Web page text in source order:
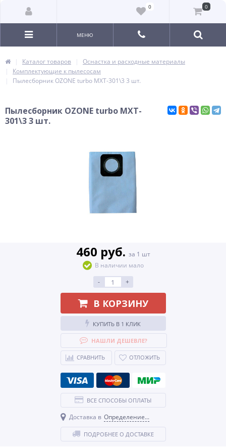
0 0
МЕНЮ
Каталог товаров
Оснастка и расходные материалы
Комплектующие к пылесосам
Пылесборник OZONE turbo MXT-301\3 3 шт.
Пылесборник OZONE turbo MXT-
301\3 3 шт.
460 руб. за 1 шт
В наличии мало
-
+
В КОРЗИНУ
КУПИТЬ В 1 КЛИК
НАШЛИ ДЕШЕВЛЕ?
СРАВНИТЬ ОТЛОЖИТЬ
ВСЕ СПОСОБЫ ОПЛАТЫ
Доставка в Определение...
ПОДРОБНЕЕ О ДОСТАВКЕ